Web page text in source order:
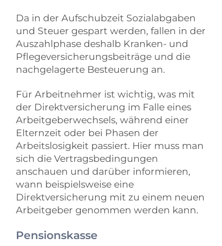
Da in der Aufschubzeit Sozialabgaben
und Steuer gespart werden, fallen in der
Auszahlphase deshalb Kranken- und
Pflegeversicherungsbeiträge und die
nachgelagerte Besteuerung an.
Für Arbeitnehmer ist wichtig, was mit
der Direktversicherung im Falle eines
Arbeitgeberwechsels, während einer
Elternzeit oder bei Phasen der
Arbeitslosigkeit passiert. Hier muss man
sich die Vertragsbedingungen
anschauen und darüber informieren,
wann beispielsweise eine
Direktversicherung mit zu einem neuen
Arbeitgeber genommen werden kann.
Pensionskasse